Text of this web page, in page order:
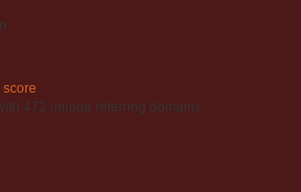
472 unique referring domains.